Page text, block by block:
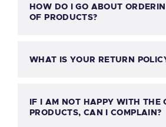
HOW DO I GO ABOUT
OF PRODUCTS?
WHAT IS YOUR RETURN
IF I AM NOT HAPPY WITH THE
PRODUCTS, CAN I COMPLAIN?